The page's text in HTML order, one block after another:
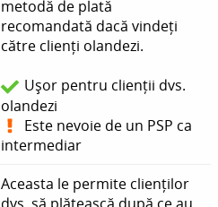
metodă de plată
recomandată dacă vindeți
către clienți olandezi.
Ușor pentru clienții dvs.
olandezi
Este nevoie de un PSP ca
intermediar
Aceasta le permite clienților